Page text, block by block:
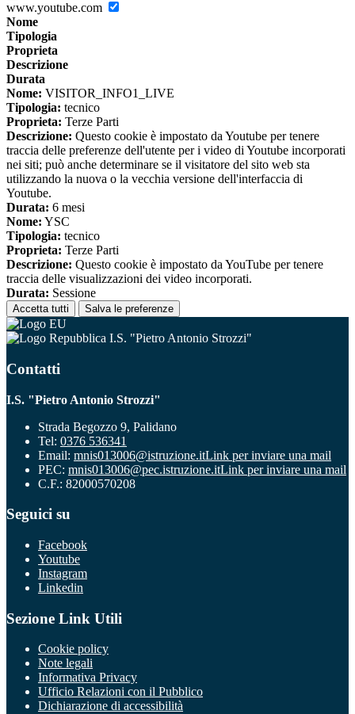
www.youtube.com
Nome
Tipologia
Proprieta
Descrizione
Durata
Nome: VISITOR_INFO1_LIVE
Tipologia: tecnico
Proprieta: Terze Parti
Descrizione: Questo cookie è impostato da Youtube per tenere
traccia delle preferenze dell'utente per i video di Youtube incorporati
nei siti; può anche determinare se il visitatore del sito web sta
utilizzando la nuova o la vecchia versione dell'interfaccia di
Youtube.
Durata: 6 mesi
Nome: YSC
Tipologia: tecnico
Proprieta: Terze Parti
Descrizione: Questo cookie è impostato da YouTube per tenere
traccia delle visualizzazioni dei video incorporati.
Durata: Sessione
Accetta tutti Salva le preferenze
I.S. "Pietro Antonio Strozzi"
Contatti
I.S. "Pietro Antonio Strozzi"
Strada Begozzo 9, Palidano
Tel: 0376 536341
Email: mnis013006@istruzione.itLink per inviare una mail
PEC: mnis013006@pec.istruzione.itLink per inviare una mail
C.F.: 82000570208
Seguici su
Facebook
Youtube
Instagram
Linkedin
Sezione Link Utili
Cookie policy
Note legali
Informativa Privacy
Ufficio Relazioni con il Pubblico
Dichiarazione di accessibilità